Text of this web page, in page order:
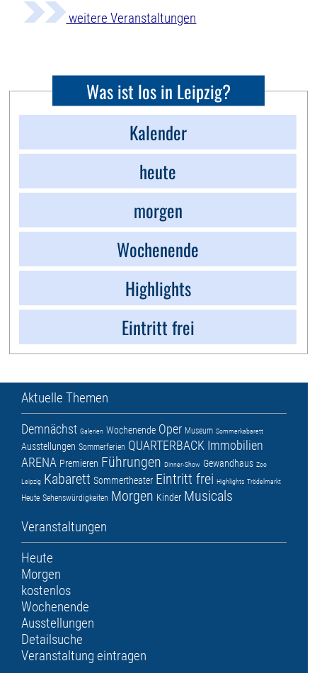
weitere Veranstaltungen
Was ist los in Leipzig?
Kalender
heute
morgen
Wochenende
Highlights
Eintritt frei
Aktuelle Themen
Demnächst Galerien Wochenende Oper Museum Sommerkabarett
Ausstellungen Sommerferien QUARTERBACK Immobilien
ARENA Premieren Führungen Dinner-Show Gewandhaus Zoo
Leipzig Kabarett Sommertheater Eintritt frei Highlights Trödelmarkt
Heute Sehenswürdigkeiten Morgen Kinder Musicals
Veranstaltungen
Heute
Morgen
kostenlos
Wochenende
Ausstellungen
Detailsuche
Veranstaltung eintragen